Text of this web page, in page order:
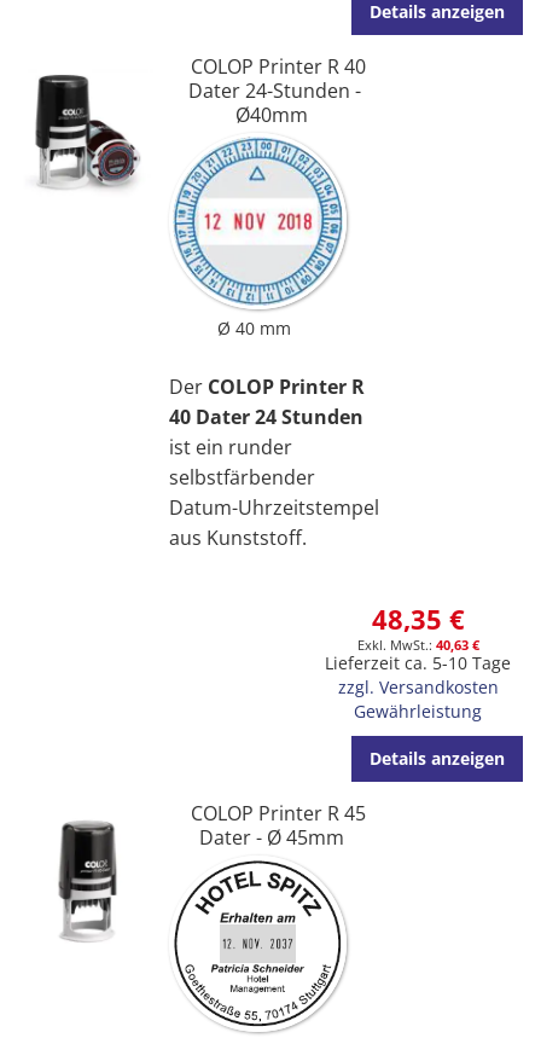
Details anzeigen
COLOP Printer R 40
Dater 24-Stunden -
Ø40mm
Ø 40 mm
Der COLOP Printer R
40 Dater 24 Stunden
ist ein runder
selbstfärbender
Datum-Uhrzeitstempel
aus Kunststoff.
48,35 €
40,63 €
Lieferzeit ca. 5-10 Tage
zzgl. Versandkosten
Gewährleistung
Details anzeigen
COLOP Printer R 45
Dater - Ø 45mm